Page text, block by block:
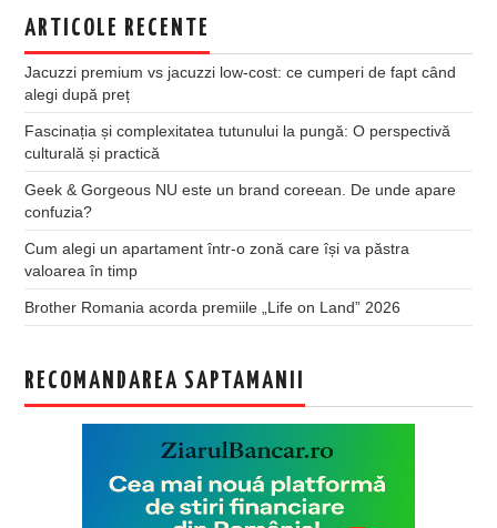
ARTICOLE RECENTE
Jacuzzi premium vs jacuzzi low-cost: ce cumperi de fapt când
alegi după preț
Fascinația și complexitatea tutunului la pungă: O perspectivă
culturală și practică
Geek & Gorgeous NU este un brand coreean. De unde apare
confuzia?
Cum alegi un apartament într-o zonă care își va păstra
valoarea în timp
Brother Romania acorda premiile „Life on Land” 2026
RECOMANDAREA SAPTAMANII